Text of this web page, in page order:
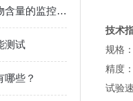
共挤输液膜袋不挥发物含量的监控方案
测试
哪些？
技术
规格
精度
试验